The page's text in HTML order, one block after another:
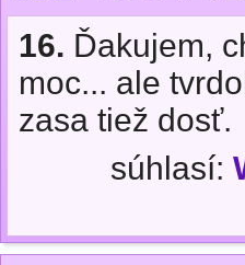
16. Ďakujem,
moc... ale
zasa tiež dosť.
súhlasí: